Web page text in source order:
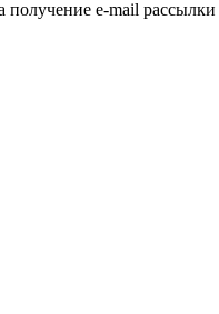
получение e-mail рассылки